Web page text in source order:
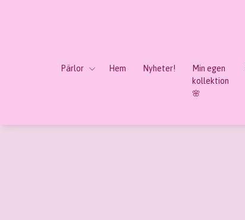
Pärlor Hem Nyheter!
Min egen
kollektion
🌸